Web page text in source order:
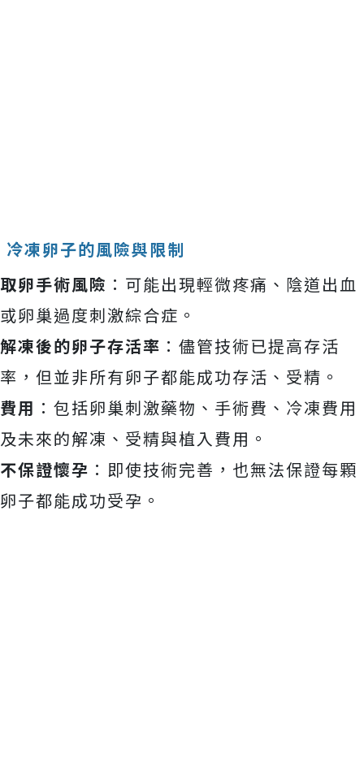
冷凍卵子的風險與限制
取卵手術風險 ：可能出現輕微疼痛、陰道出血
或卵巢過度刺激綜合症。
解凍後的卵子存活率 ：儘管技術已提高存活
率，但並非所有卵子都能成功存活、受精。
費用 ：包括卵巢刺激藥物、手術費、冷凍費用
及未來的解凍、受精與植入費用。
不保證懷孕 ：即使技術完善，也無法保證每顆
卵子都能成功受孕。